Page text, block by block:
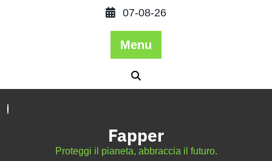
07-08-26
Menu
Fapper
Proteggi il pianeta, abbraccia il futuro.